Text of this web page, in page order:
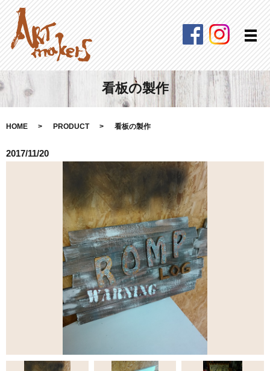
Facebook
メ
看板の製作
HOME PRODUCT 看板の製作
2017/11/20